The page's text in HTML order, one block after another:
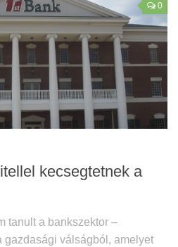
0
kecsegtetnek a
tanult a bankszektor –
gazdasági válságból, amelyet